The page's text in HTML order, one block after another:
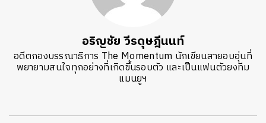
อริญชัย วีรดุษฎีนนท์
อดีตกองบรรณาธิการ The Momentum นักเขียนสายอบอุ่นที่
พยายามสนใจทุกอย่างที่เกิดขึ้นรอบตัว และเป็นแฟนตัวยงทีม
แมนยูฯ